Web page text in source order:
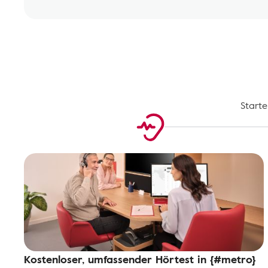
Kostenloser, umfassender Hörtest in {#metro}